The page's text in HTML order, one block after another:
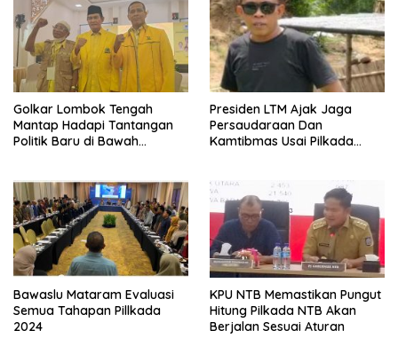
Golkar Lombok Tengah
Mantap Hadapi Tantangan
Politik Baru di Bawah
Presiden LTM Ajak Jaga
Persaudaraan Dan
Kamtibmas Usai Pilkada
Bawaslu Mataram Evaluasi
Semua Tahapan Pillkada
2024
KPU NTB Memastikan Pungut
Hitung Pilkada NTB Akan
Berjalan Sesuai Aturan